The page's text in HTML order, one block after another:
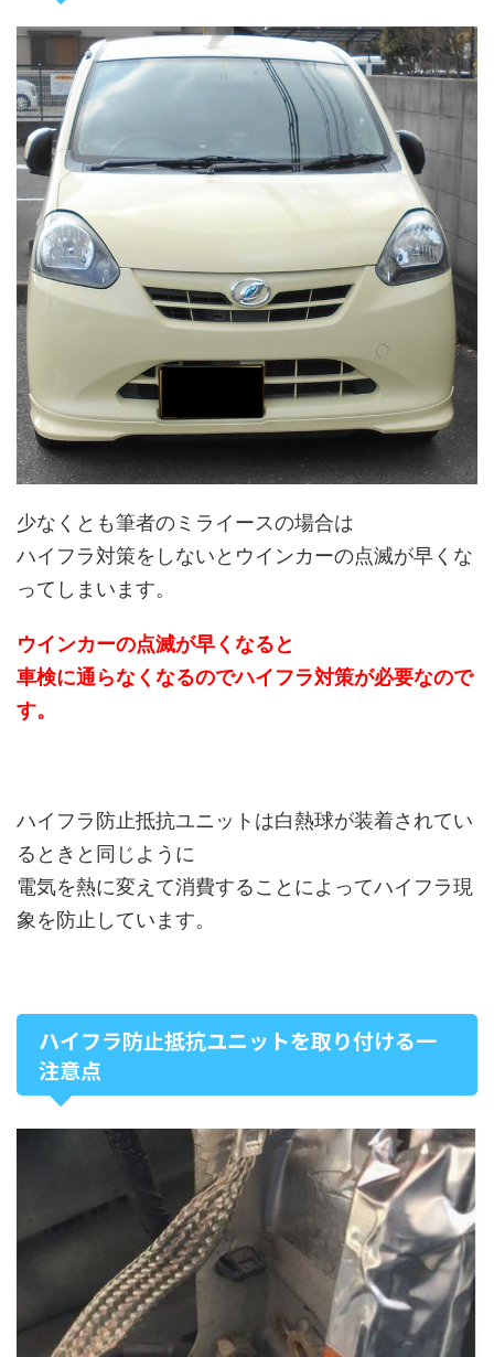
少なくとも筆者のミライースの場合は
ハイフラ対策をしないとウインカーの点滅が早くな
ってしまいます。
ウインカーの点滅が早くなると
車検に通らなくなるのでハイフラ対策が必要なので
す。
ハイフラ防止抵抗ユニットは白熱球が装着されてい
るときと同じように
電気を熱に変えて消費することによってハイフラ現
象を防止しています。
ハイフラ防止抵抗ユニットを取り付ける一
注意点